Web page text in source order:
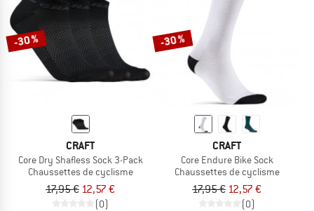
-30 %
CRAFT
Core Dry Shafless Sock 3-Pack
Chaussettes de cyclisme
17,95 € 12,57 €
(0)
-30 %
CRAFT
Core Endure Bike Sock
Chaussettes de cyclisme
17,95 € 12,57 €
(0)